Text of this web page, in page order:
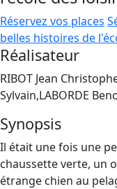
Réservez vos places
belles histoires de
Réalisateur
RIBOT Jean
Sylvain,LABORDE
Synopsis
Il était une fois une
chaussette verte, un
étrange chien au